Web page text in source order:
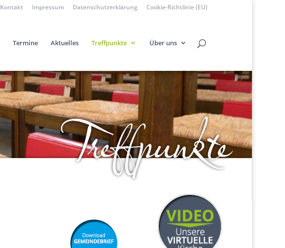
Kontakt Impressum Datenschutzerklärung Cookie-Richtlinie (EU)
Termine Aktuelles Treffpunkte Über uns